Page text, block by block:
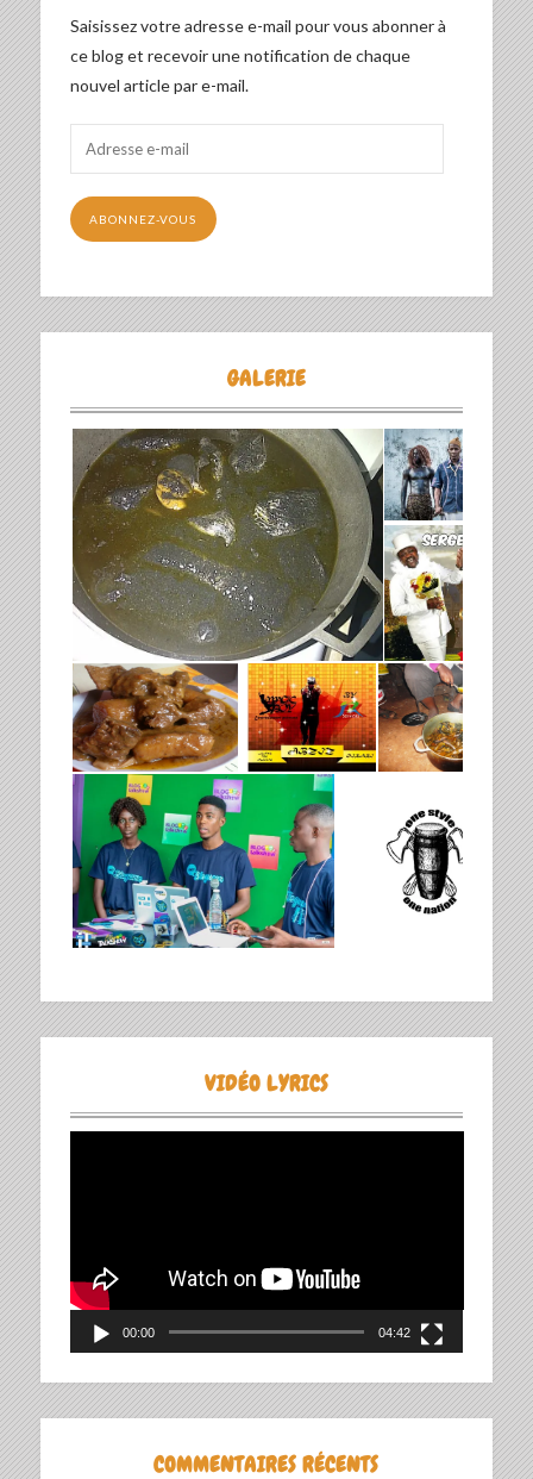
Saisissez votre adresse e-mail pour vous abonner à
ce blog et recevoir une notification de chaque
nouvel article par e-mail.
mail
ABONNEZ-VOUS
GALERIE
VIDÉO LYRICS
00:00 04:42
COMMENTAIRES RÉCENTS